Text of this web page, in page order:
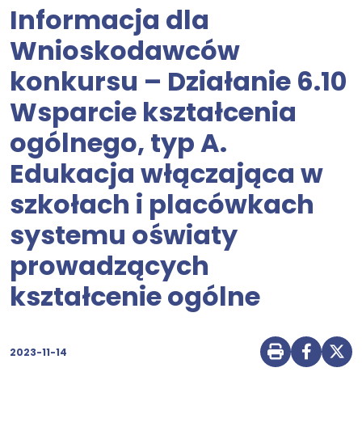
Informacja dla
Wnioskodawców
konkursu – Działanie 6.10
Wsparcie kształcenia
ogólnego, typ A.
Edukacja włączająca w
szkołach i placówkach
systemu oświaty
prowadzących
kształcenie ogólne
2023-11-14 Drukuj